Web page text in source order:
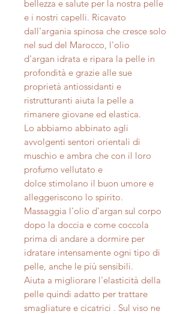
bellezza e salute per la nostra pelle
e i nostri capelli. Ricavato
dall'argania spinosa che cresce solo
nel sud del Marocco, l'olio
d'argan idrata e ripara la pelle in
profondità e grazie alle sue
proprietà antiossidanti e
ristrutturanti aiuta la pelle a
rimanere giovane ed elastica.
Lo abbiamo abbinato agli
avvolgenti sentori orientali di
muschio e ambra che con il loro
profumo vellutato e
dolce stimolano il buon umore e
alleggeriscono lo spirito.
Massaggia l'olio d'argan sul corpo
dopo la doccia e come coccola
prima di andare a dormire per
idratare intensamente ogni tipo di
pelle, anche le più sensibili.
Aiuta a migliorare l'elasticità della
pelle quindi adatto per trattare
smagliature e cicatrici . Sul viso ne